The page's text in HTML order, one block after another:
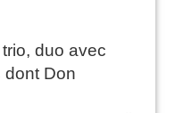
duo avec
dont Don